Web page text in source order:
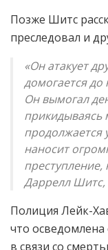
Позже Шитс
преследовал и
«Он атакует
домогается до
Он вымогал
прикидываясь
продолжается
наносит
Даррелл Шитс,
Полиция Лейк-
что осведомлена
в связи со